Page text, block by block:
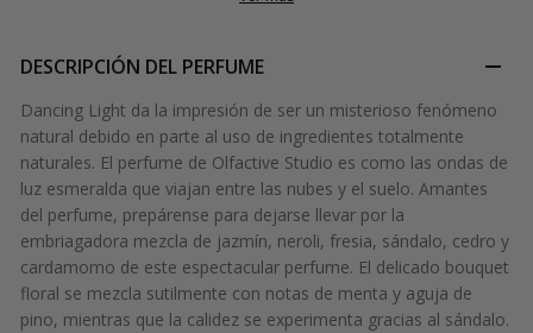
DESCRIPCIÓN DEL PERFUME
Dancing Light da la impresión de ser un misterioso fenómeno
natural debido en parte al uso de ingredientes totalmente
naturales. El perfume de Olfactive Studio es como las ondas de
luz esmeralda que viajan entre las nubes y el suelo. Amantes
del perfume, prepárense para dejarse llevar por la
embriagadora mezcla de jazmín, neroli, fresia, sándalo, cedro y
cardamomo de este espectacular perfume. El delicado bouquet
floral se mezcla sutilmente con notas de menta y aguja de
pino, mientras que la calidez se experimenta gracias al sándalo.